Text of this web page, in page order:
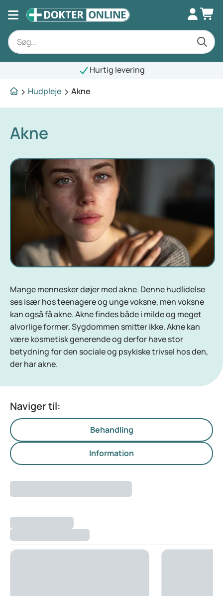
Hurtig levering
Hudpleje
Akne
Akne
Mange mennesker døjer med akne. Denne hudlidelse
ses især hos teenagere og unge voksne, men voksne
kan også få akne. Akne findes både i milde og meget
alvorlige former. Sygdommen smitter ikke. Akne kan
være kosmetisk generende og derfor have stor
betydning for den sociale og psykiske trivsel hos den,
der har akne.
Naviger til:
Behandling
Information